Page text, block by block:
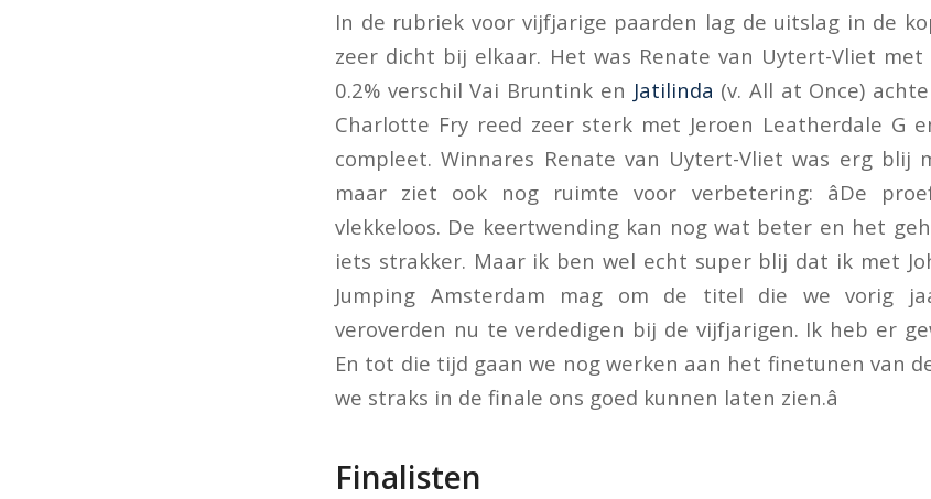
In de rubriek voor vijfjarige paarden lag de uitslag in de
zeer dicht bij elkaar. Het was Renate van Uytert-Vliet met
0.2% verschil Vai Bruntink en Jatilinda (v. All at Once)
Charlotte Fry reed zeer sterk met Jeroen Leatherdale G
compleet. Winnares Renate van Uytert-Vliet was erg blij
maar ziet ook nog ruimte voor verbetering: âDe
vlekkeloos. De keertwending kan nog wat beter en het
iets strakker. Maar ik ben wel echt super blij dat ik met
Jumping Amsterdam mag om de titel die we vorig
veroverden nu te verdedigen bij de vijfjarigen. Ik heb er
En tot die tijd gaan we nog werken aan het finetunen van
we straks in de finale ons goed kunnen laten zien.â
Finalisten